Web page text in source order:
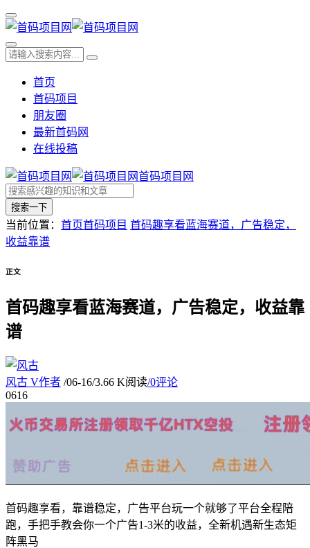
首页
首码项目
朋友圈
最新首码网
在线投稿
首码项目网
搜索一下
当前位置： 首页首码项目 首码趣享看蓝海赛道，广告稳定，
收益靠谱
正文
首码趣享看蓝海赛道，广告稳定，收益靠
谱
风古 V作者 /06-16/3.66 K阅读/0评论
0616
首码趣享看，靠谱稳定，广告平台玩一个就够了平台全程陪
跑，手把手教会你一个广告1-3米的收益，全新机遇新生态矩
阵黑马